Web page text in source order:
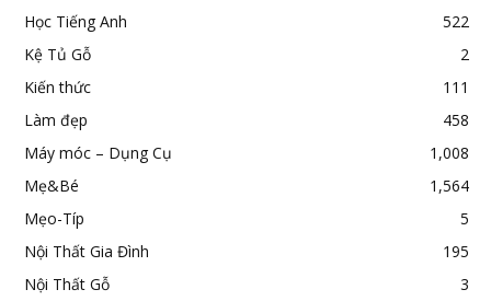
Học Tiếng Anh
522
Kệ Tủ Gỗ
2
Kiến thức
111
Làm đẹp
458
Máy móc – Dụng Cụ
1,008
Mẹ&Bé
1,564
Mẹo-Típ
5
Nội Thất Gia Đình
195
Nội Thất Gỗ
3